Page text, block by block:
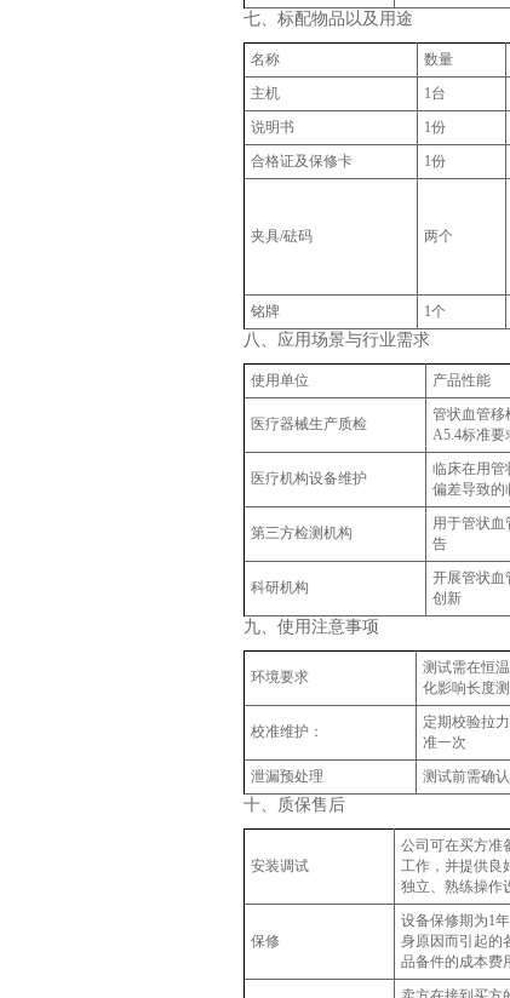
七、标配物品以及用途
名称 数量
主机
1台
说明书
1份
合格证及保修卡
1份
夹具/砝码 两个
铭牌 1个
八、 应用场景与行业需求
使用单位 产品性能
‌医疗器械生产质检
管状血管移
A5.4标准要
‌医疗机构设备维护
临床在用管
偏差导致的
‌第三方检测机构
用于管状血
告
科研机构
开展管状血
创新
九、 使用注意事项
‌环境要求
测试需在恒
化影响长度
‌校准维护‌：
定期校验拉
准一次
‌泄漏预处理
测试前需确
十、质保售后
安装调试
公司可在买方准
工作，并提供良
独立、熟练操作
保修
设备保修期为1
身原因而引起的
品备件的成本费